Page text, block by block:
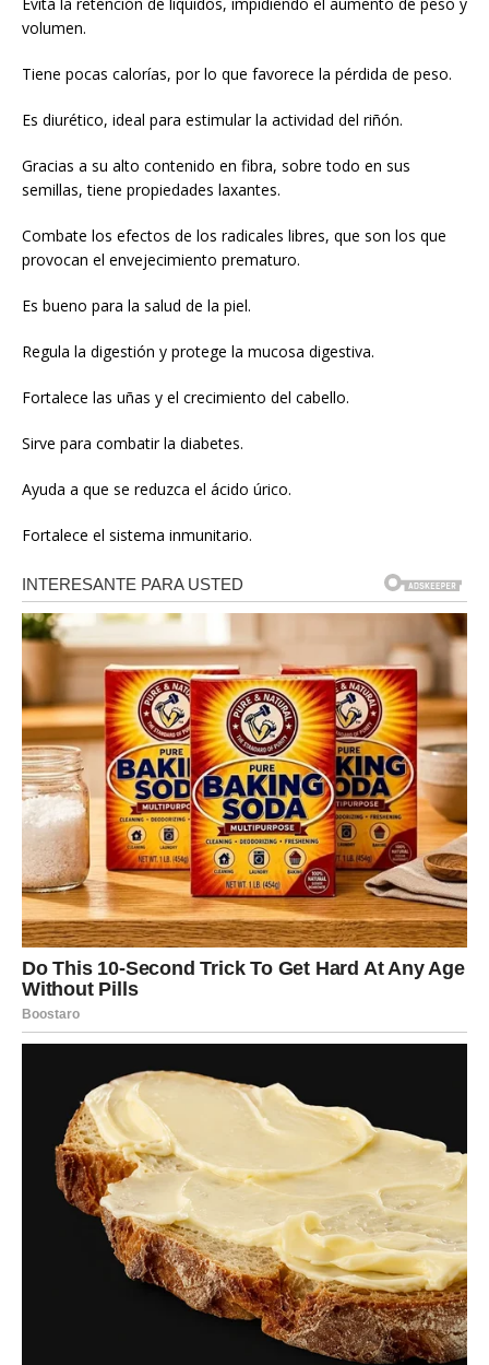
volumen.
Tiene pocas calorías, por lo que favorece la pérdida de peso.
Es diurético, ideal para estimular la actividad del riñón.
Gracias a su alto contenido en fibra, sobre todo en sus
semillas, tiene propiedades laxantes.
Combate los efectos de los radicales libres, que son los que
provocan el envejecimiento prematuro.
Es bueno para la salud de la piel.
Regula la digestión y protege la mucosa digestiva.
Fortalece las uñas y el crecimiento del cabello.
Sirve para combatir la diabetes.
Ayuda a que se reduzca el ácido úrico.
Fortalece el sistema inmunitario.